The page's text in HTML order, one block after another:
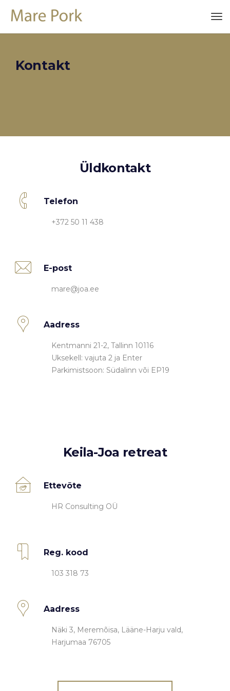
Kontakt
Üldkontakt
Telefon
+372 50 11 438
E-post
mare@joa.ee
Aadress
Kentmanni 21-2, Tallinn 10116
Uksekell: vajuta 2 ja Enter
Parkimistsoon: Südalinn või EP19
Keila-Joa retreat
Ettevõte
HR Consulting OÜ
Reg. kood
103 318 73
Aadress
Näki 3, Meremõisa, Lääne-Harju vald,
Harjumaa 76705